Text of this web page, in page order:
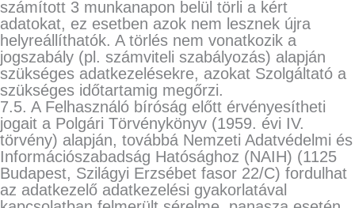
számított 3 munkanapon belül törli a kért
adatokat, ez esetben azok nem lesznek újra
helyreállíthatók. A törlés nem vonatkozik a
jogszabály (pl. számviteli szabályozás) alapján
szükséges adatkezelésekre, azokat Szolgáltató a
szükséges időtartamig megőrzi.
7.5. A Felhasználó bíróság előtt érvényesítheti
jogait a Polgári Törvénykönyv (1959. évi IV.
törvény) alapján, továbbá Nemzeti Adatvédelmi és
Információszabadság Hatósághoz (NAIH) (1125
Budapest, Szilágyi Erzsébet fasor 22/C) fordulhat
az adatkezelő adatkezelési gyakorlatával